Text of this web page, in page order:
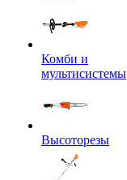
Комби и
мультисистемы
Высоторезы